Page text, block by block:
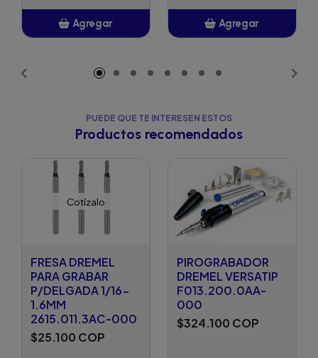
Agregar Agregar
PUEDE QUE TE INTERESEN ESTOS
Productos recomendados
Cotízalo
FRESA DREMEL
PARA GRABAR
P/DELGADA 1/16-
1.6MM
2615.011.3AC-000
$25.100 COP
PIROGRABADOR
DREMEL VERSATIP
F013.200.0AA-
000
$324.100 COP